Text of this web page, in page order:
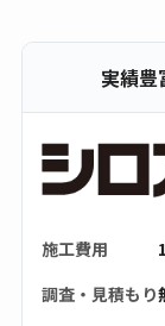
実績豊
施工費用
調査・見積もり